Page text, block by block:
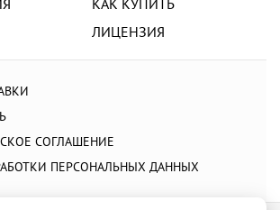
ЛИЦЕНЗИЯ
СОГЛАШЕНИЕ
ПЕРСОНАЛЬНЫХ ДАННЫХ